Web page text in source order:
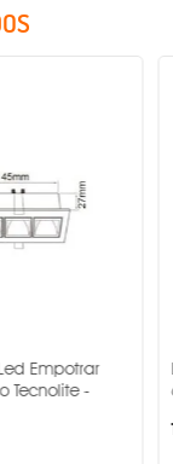
potencia
Lampara
6w Blanco